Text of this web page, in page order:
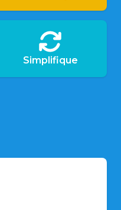
Simplifique